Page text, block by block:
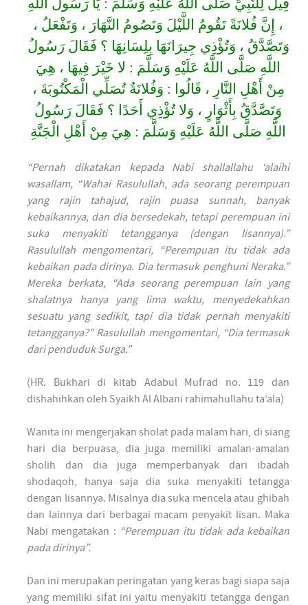
قِيلَ لِلنَّبِيِّ صَلَّى اللَّهُ عَلَيْهِ وَسَلَّمَ : يَا رَسُولَ اللَّهِ
، إِنَّ فُلانَةً تَقُومُ اللَّيْلَ وَتَصُومُ النَّهَارَ ، وَتَفْعَلُ ،
وَتَصَّدَّقُ ، وَتُؤْذِي جِيرَانَهَا بِلِسَانِهَا ؟ فَقَالَ رَسُولُ
اللَّهِ صَلَّى اللَّهُ عَلَيْهِ وَسَلَّمَ : لا خَيْرَ فِيهَا ، هِيَ
مِنْ أَهْلِ النَّارِ ، قَالُوا : وَفُلانَةٌ تُصَلِّي الْمَكْتُوبَةَ ،
وَتَصَّدَّقُ بِأَثْوَارٍ ، وَلا تُؤْذِي أَحَدًا ؟ فَقَالَ رَسُولُ
اللَّهِ صَلَّى اللَّهُ عَلَيْهِ وَسَلَّمَ : هِيَ مِنْ أَهْلِ الْجَنَّةِ
“Pernah dikatakan kepada Nabi shallallahu ‘alaihi
wasallam, “Wahai Rasulullah, ada seorang perempuan
yang rajin tahajud, rajin puasa sunnah, banyak
kebaikannya, dan dia bersedekah, tetapi perempuan ini
suka menyakiti tetangganya (dengan lisannya).”
Rasulullah mengomentari, “Perempuan itu tidak ada
kebaikan pada dirinya. Dia termasuk penghuni Neraka.”
Mereka berkata, “Ada seorang perempuan lain yang
shalatnya hanya yang lima waktu, menyedekahkan
sesuatu yang sedikit, tapi dia tidak pernah menyakiti
tetangganya?” Rasulullah mengomentari, “Dia termasuk
dari penduduk Surga.”
(HR. Bukhari di kitab Adabul Mufrad no. 119 dan
dishahihkan oleh Syaikh Al Albani rahimahullahu ta’ala)
Wanita ini mengerjakan sholat pada malam hari, di siang
hari dia berpuasa, dia juga memiliki amalan-amalan
sholih dan dia juga memperbanyak dari ibadah
shodaqoh, hanya saja dia suka menyakiti tetangga
dengan lisannya. Misalnya dia suka mencela atau ghibah
dan lainnya dari berbagai macam penyakit lisan. Maka
Nabi mengatakan : “Perempuan itu tidak ada kebaikan
pada dirinya”.
Dan ini merupakan peringatan yang keras bagi siapa saja
yang memiliki sifat ini yaitu menyakiti tetangga dengan